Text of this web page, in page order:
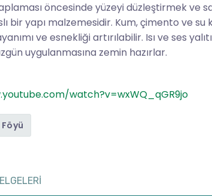
öncesinde yüzeyi düzleştirmek ve
bir yapı malzemesidir. Kum, çimento ve su
ve esnekliği artırılabilir. Isı ve ses
uygulanmasına zemin hazırlar.
watch?v=wxWQ_qGR9jo